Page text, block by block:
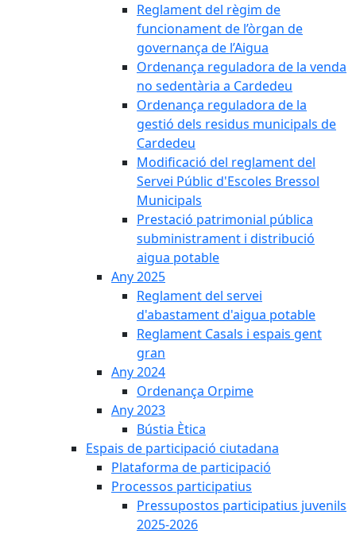
Reglament del règim de
funcionament de l’òrgan de
governança de l’Aigua
Ordenança reguladora de la venda
no sedentària a Cardedeu
Ordenança reguladora de la
gestió dels residus municipals de
Cardedeu
Modificació del reglament del
Servei Públic d'Escoles Bressol
Municipals
Prestació patrimonial pública
subministrament i distribució
aigua potable
Any 2025
Reglament del servei
d'abastament d'aigua potable
Reglament Casals i espais gent
gran
Any 2024
Ordenança Orpime
Any 2023
Bústia Ètica
Espais de participació ciutadana
Plataforma de participació
Processos participatius
Pressupostos participatius juvenils
2025-2026